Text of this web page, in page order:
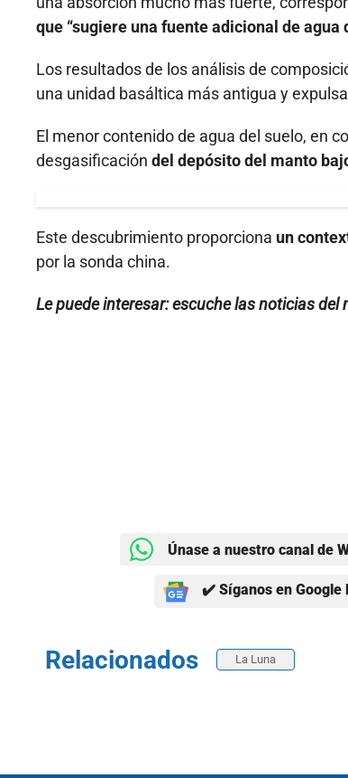
que “sugiere una fuente adicional de
Los resultados de los análisis de
una unidad basáltica más antigua y
El menor contenido de agua del suelo, en
desgasificación del depósito del manto
Este descubrimiento proporciona un
por la sonda china.
Le puede interesar: escuche las noticias del
Únase a nuestro canal de
✔️ Síganos en Google
Relacionados La Luna